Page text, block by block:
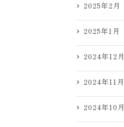
2025年2月
2025年1月
2024年12月
2024年11月
2024年10月